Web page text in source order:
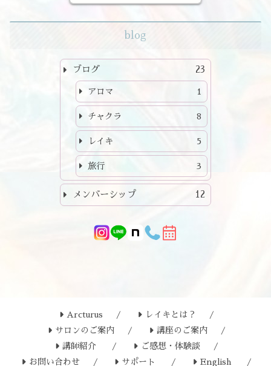
blog
ブログ 23
アロマ 1
チャクラ 8
レイキ 5
旅行 3
メンバーシップ 12
Arcturus
レイキとは？
サロンのご案内
講座のご案内
講師紹介
ご感想・体験談
お問い合わせ
サポート English